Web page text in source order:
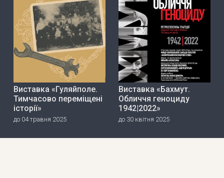
Виставка «Гуляйполе.
Тимчасово переміщені
історії»
до 04 травня 2025
Виставка «Бахмут.
Обличчя геноциду
1942|2022»
до 30 квітня 2025